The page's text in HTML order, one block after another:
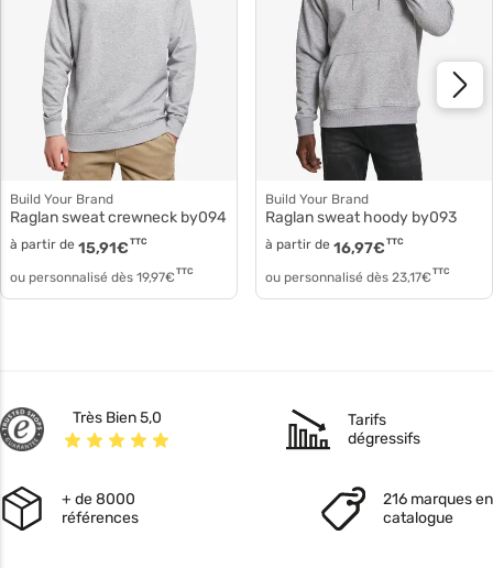
Build Your Brand
Raglan sweat crewneck by094
à partir de 15,91€ TTC
ou personnalisé dès 19,97€ TTC
Build Your Brand
Raglan sweat hoody by093
à partir de 16,97€ TTC
ou personnalisé dès 23,17€ TTC
Très Bien 5,0
Tarifs
dégressifs
+ de 8000
références
216 marques en
catalogue